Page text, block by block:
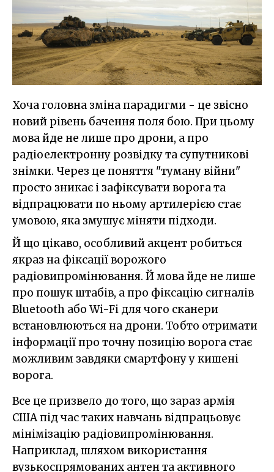
Хоча головна зміна парадигми - це звісно
новий рівень бачення поля бою. При цьому
мова йде не лише про дрони, а про
радіоелектронну розвідку та супутникові
знімки. Через це поняття "туману війни"
просто зникає і зафіксувати ворога та
відпрацювати по ньому артилерією стає
умовою, яка змушує міняти підходи.
Й що цікаво, особливий акцент робиться
якраз на фіксації ворожого
радіовипромінювання. Й мова йде не лише
про пошук штабів, а про фіксацію сигналів
Bluetooth або Wi-Fi для чого сканери
встановлюються на дрони. Тобто отримати
інформації про точну позицію ворога стає
можливим завдяки смартфону у кишені
ворога.
Все це призвело до того, що зараз армія
США під час таких навчань відпрацьовує
мінімізацію радіовипромінювання.
Наприклад, шляхом використання
вузькоспрямованих антен та активного